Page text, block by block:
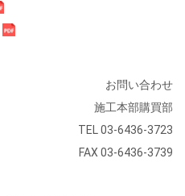
お問い合わせ
施工本部購買部
TEL 03-6436-3723
FAX 03-6436-3739